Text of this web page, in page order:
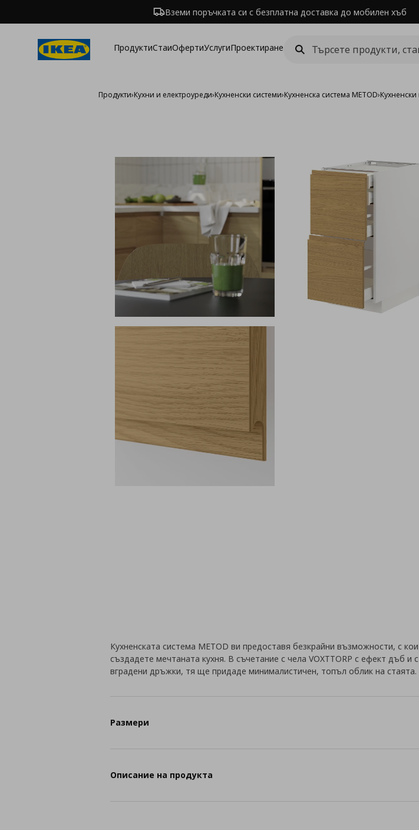
Вземи поръчката си с безплатна доставка до мобилен хъб
ПродуктиСтаиОфертиУслугиПроектиране
Продукти›Кухни и електроуреди›Кухненски системи›Кухненска система METOD›
Кухненската система METOD ви предоставя безкрайни възможности, с
създадете мечтаната кухня. В съчетание с чела VOXTTORP с ефект дъб и с
вградени дръжки, тя ще придаде минималистичен, топъл облик на стаята.
Размери
Описание на продукта